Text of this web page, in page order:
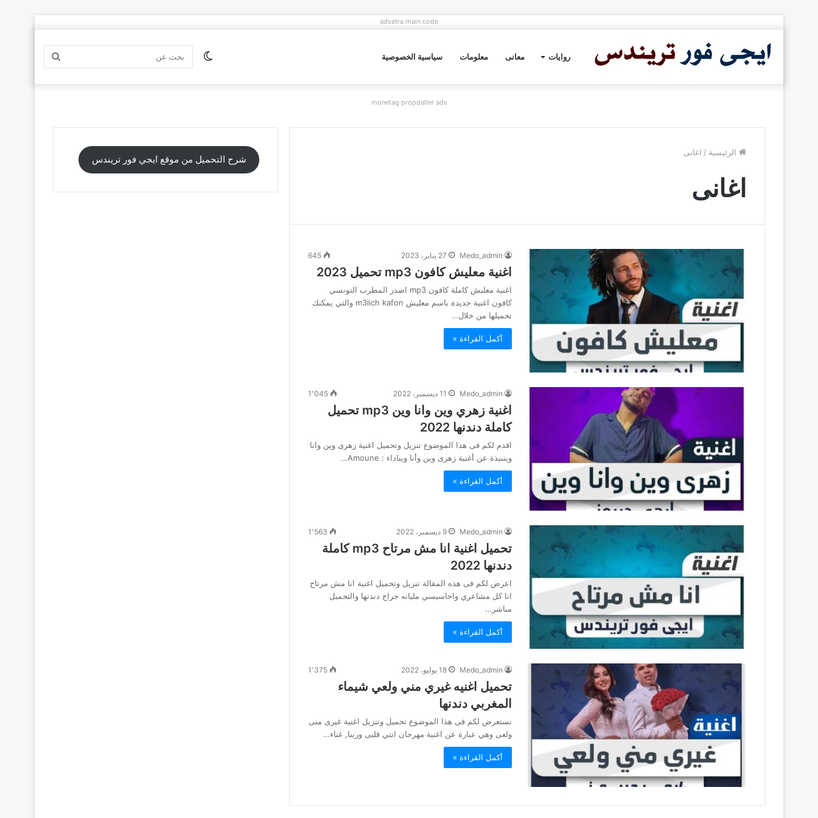
adsetra main code
روايات معانى معلومات سياسية الخصوصية بحث الوضع
monetag propdaller ads
الرئيسية / اغانى
اغانى
Medo_admin 27 يناير، 2023 645
اغنية معليش كافون mp3 تحميل 2023
اغنية معليش كاملة كافون mp3 اصدر المطرب التونسي
كافون اغنية جديدة باسم معليش m3lich kafon والتي يمكنك
تحميلها من خلال…
أكمل القراءة »
Medo_admin 11 ديسمبر، 2022 1٬045
اغنية زهري وين وانا وين mp3 تحميل
كاملة دندنها 2022
اقدم لكم فى هذا الموضوع تنزيل وتحميل اغنية زهرى وين وانا
ويننبذة عن أغنية زهرى وين وأنا ويناداء : Amoune…
أكمل القراءة »
Medo_admin 9 ديسمبر، 2022 1٬563
تحميل اغنية انا مش مرتاح mp3 كاملة
دندنها 2022
اعرض لكم فى هذه المقالة تنزيل وتحميل اغنية انا مش مرتاح
انا كل مشاعري واحاسيسي مليانه جراح دندنها والتحميل
مباشر…
أكمل القراءة »
Medo_admin 18 يوليو، 2022 1٬375
تحميل اغنيه غيري مني ولعي شيماء
المغربي دندنها
نستعرض لكم فى هذا الموضوع تحميل وتنزيل اغنية غيرى منى
ولعى وهي عبارة عن اغنية مهرجان انتي قلبى وربنا, غناء…
أكمل القراءة »
شرح التحميل من موقع ايجي فور تريندس